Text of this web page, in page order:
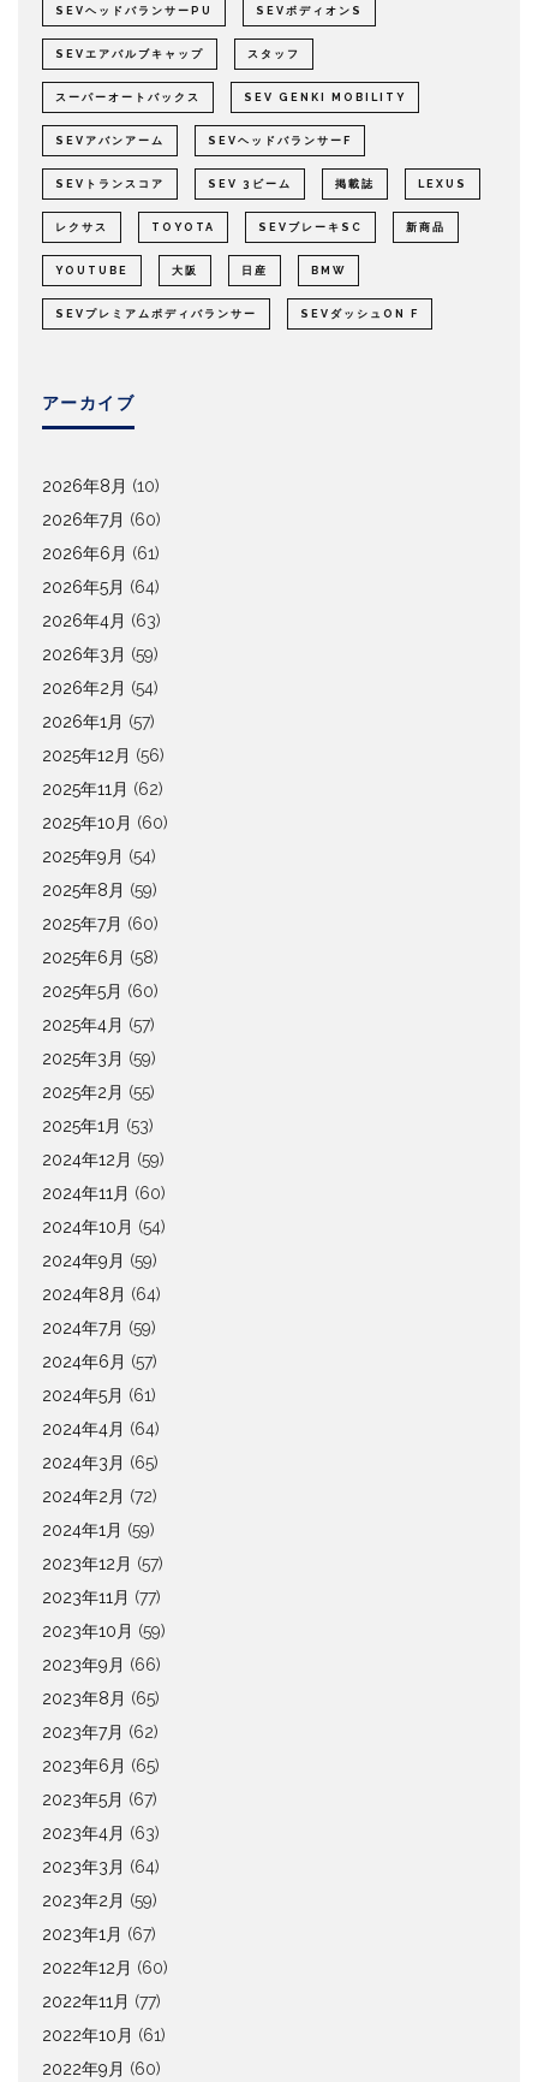
SEVヘッドバランサーPU SEVボディオンS
SEVエアバルブキャップ スタッフ
スーパーオートバックス SEV GENKI MOBILITY
SEVアバンアーム SEVヘッドバランサーF
SEVトランスコア SEV 3ビーム 掲載誌 LEXUS
レクサス TOYOTA SEVブレーキSC 新商品
YOUTUBE 大阪 日産 BMW
SEVプレミアムボディバランサー SEVダッシュON F
アーカイブ
2026年8月 (10)
2026年7月 (60)
2026年6月 (61)
2026年5月 (64)
2026年4月 (63)
2026年3月 (59)
2026年2月 (54)
2026年1月 (57)
2025年12月 (56)
2025年11月 (62)
2025年10月 (60)
2025年9月 (54)
2025年8月 (59)
2025年7月 (60)
2025年6月 (58)
2025年5月 (60)
2025年4月 (57)
2025年3月 (59)
2025年2月 (55)
2025年1月 (53)
2024年12月 (59)
2024年11月 (60)
2024年10月 (54)
2024年9月 (59)
2024年8月 (64)
2024年7月 (59)
2024年6月 (57)
2024年5月 (61)
2024年4月 (64)
2024年3月 (65)
2024年2月 (72)
2024年1月 (59)
2023年12月 (57)
2023年11月 (77)
2023年10月 (59)
2023年9月 (66)
2023年8月 (65)
2023年7月 (62)
2023年6月 (65)
2023年5月 (67)
2023年4月 (63)
2023年3月 (64)
2023年2月 (59)
2023年1月 (67)
2022年12月 (60)
2022年11月 (77)
2022年10月 (61)
2022年9月 (60)